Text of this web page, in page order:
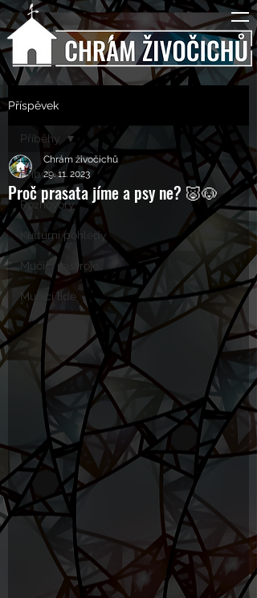
Příspěvek
Příběhy
Rozhovory
Kulturní pohledy
Mučící nástroje
Mučící lidé
Příběhy
Proč prasata jíme a psy ne? 🐷🐶
Chrám živočichů
29. 11. 2023